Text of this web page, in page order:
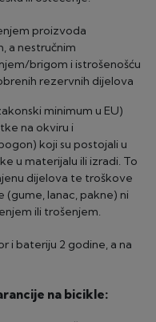
proizvoda
a nestručnim
brigom i istrošenošću
rezervnih dijelova
minimum u EU)
na okviru i
koji su postojali u
u materijalu ili izradi. To
dijelova te troškove
(gume, lanac, pakne) ni
ili trošenjem.
i bateriju 2 godine, a na
na bicikle: